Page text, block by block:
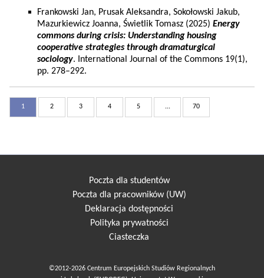
Frankowski Jan, Prusak Aleksandra, Sokołowski Jakub,
Mazurkiewicz Joanna, Świetlik Tomasz (2025) Energy
commons during crisis: Understanding housing
cooperative strategies through dramaturgical
sociology. International Journal of the Commons 19(1),
pp. 278–292.
1 2 3 4 5 ... 70
Poczta dla studentów
Poczta dla pracowników (UW)
Deklaracja dostępności
Polityka prywatności
Ciasteczka
©2012-2026 Centrum Europejskich Studiów Regionalnych